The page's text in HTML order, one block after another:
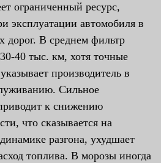
ограниченный ресурс,
эксплуатации автомобиля в
дорог. В среднем фильтр
40 тыс. км, хотя точные
производитель в
Сильное
к снижению
что сказывается на
разгона, ухудшает
топлива. В морозы иногда